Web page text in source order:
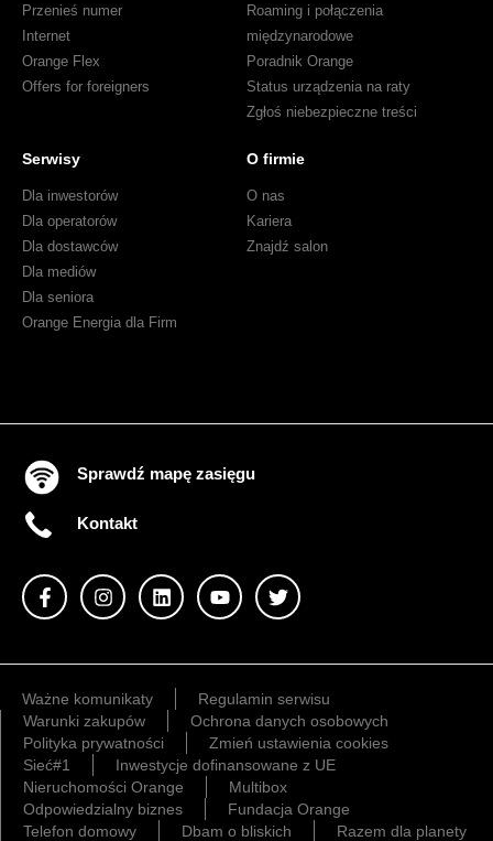
Przenieś numer
Internet
Orange Flex
Offers for foreigners
Roaming i połączenia
międzynarodowe
Poradnik Orange
Status urządzenia na raty
Zgłoś niebezpieczne treści
Serwisy
Dla inwestorów
Dla operatorów
Dla dostawców
Dla mediów
Dla seniora
Orange Energia dla Firm
O firmie
O nas
Kariera
Znajdź salon
Sprawdź mapę zasięgu
Kontakt
Ważne komunikaty
Regulamin serwisu
Warunki zakupów
Ochrona danych osobowych
Polityka prywatności
Zmień ustawienia cookies
Sieć#1
Inwestycje dofinansowane z UE
Nieruchomości Orange
Multibox
Odpowiedzialny biznes
Fundacja Orange
Telefon domowy
Dbam o bliskich Razem dla planety